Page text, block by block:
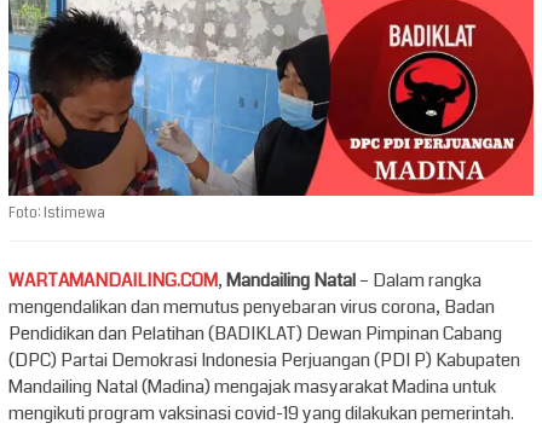
Foto: Istimewa
WARTAMANDAILING.COM,Mandailing Natal– Dalam rangka
mengendalikan dan memutus penyebaran virus corona, Badan
Pendidikan dan Pelatihan (BADIKLAT) Dewan Pimpinan Cabang
(DPC) Partai Demokrasi Indonesia Perjuangan (PDI P) Kabupaten
Mandailing Natal (Madina) mengajak masyarakat Madina untuk
mengikuti program vaksinasi covid-19 yang dilakukan pemerintah.